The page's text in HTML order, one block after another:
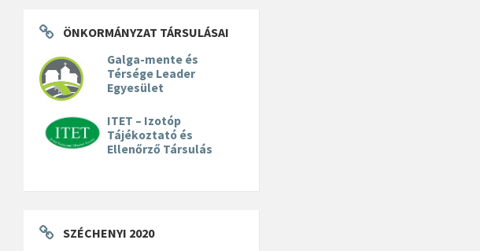
ÖNKORMÁNYZAT TÁRSULÁSAI
Galga-mente és
Térsége Leader
Egyesület
ITET – Izotóp
Tájékoztató és
Ellenőrző Társulás
SZÉCHENYI 2020